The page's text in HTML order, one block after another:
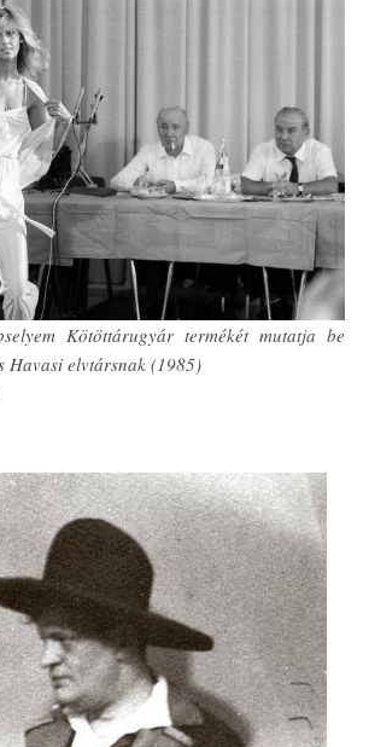
Kötöttárugyár termékét mutatja be
Havasi elvtársnak (1985)